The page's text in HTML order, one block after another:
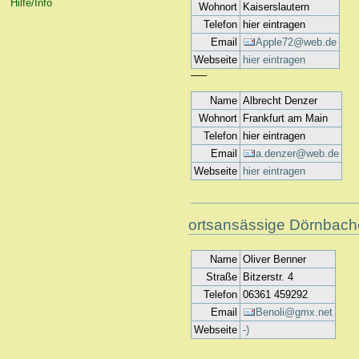
Hilfe/Info Wohnort
Kaiserslautern
Telefon
hier eintragen
Email
Apple72@web.de
Webseite
hier eintragen
—–
Name Albrecht Denzer
Wohnort
Frankfurt am Main
Telefon
hier eintragen
Email
a.denzer@web.de
Webseite
hier eintragen
ortsansässige
Name Oliver Benner
Straße
Bitzerstr. 4
Telefon 06361 459292
Email
Benoli@gmx.net
Webseite -)